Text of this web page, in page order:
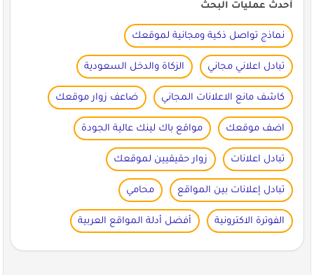
أحدث عمليات البحث
نماذج تواصل ذكية ومجانية لموقعك
تبادل اعلاني مجاني الزكاة والدخل السعودية
كاشف مانع الاعلانات المجاني ضاعف زوار موقعك
اضف موقعك مواقع باك لينك عالية الجودة
تبادل اعلانات زوار حقيقيين لموقعك
تبادل إعلانات بين المواقع محامي
الفوترة الاكترونية أفضل أدلة المواقع العربية